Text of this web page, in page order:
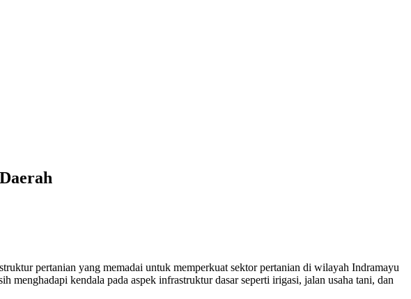
pertanian yang memadai untuk memperkuat sektor pertanian di wilayah Indramayu
menghadapi kendala pada aspek infrastruktur dasar seperti irigasi, jalan usaha tani, dan